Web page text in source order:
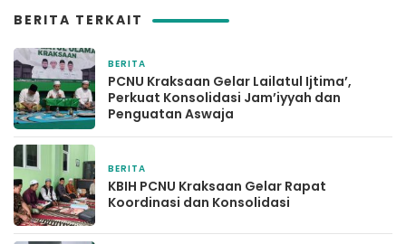
BERITA TERKAIT
BERITA
PCNU Kraksaan Gelar Lailatul Ijtima’,
Perkuat Konsolidasi Jam’iyyah dan
Penguatan Aswaja
BERITA
KBIH PCNU Kraksaan Gelar Rapat
Koordinasi dan Konsolidasi